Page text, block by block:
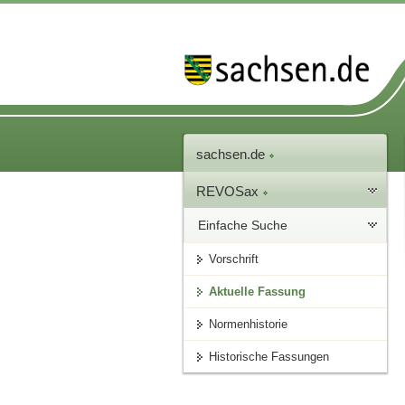
sachsen.de
REVOSax
Einfache Suche
Vorschrift
Aktuelle Fassung
Normenhistorie
Historische Fassungen